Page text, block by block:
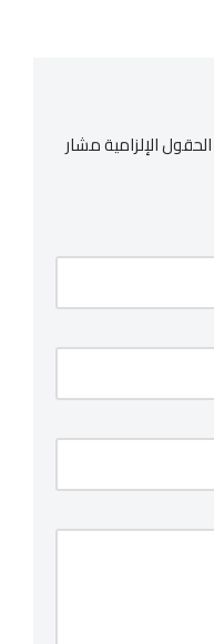
الحقول الإلزامية مشار